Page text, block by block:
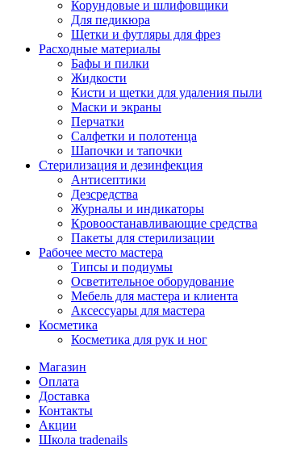
Корундовые и шлифовщики
Для педикюра
Щетки и футляры для фрез
Расходные материалы
Бафы и пилки
Жидкости
Кисти и щетки для удаления пыли
Маски и экраны
Перчатки
Салфетки и полотенца
Шапочки и тапочки
Стерилизация и дезинфекция
Антисептики
Дезсредства
Журналы и индикаторы
Кровоостанавливающие средства
Пакеты для стерилизации
Рабочее место мастера
Типсы и подиумы
Осветительное оборудование
Мебель для мастера и клиента
Аксессуары для мастера
Косметика
Косметика для рук и ног
Магазин
Оплата
Доставка
Контакты
Акции
Школа tradenails